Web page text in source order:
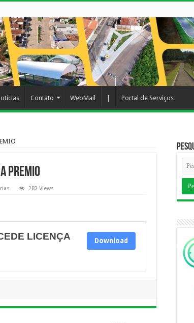
Contato WebMail Portal de Serviços
PREMIO
282 Views
LICENÇA
Download